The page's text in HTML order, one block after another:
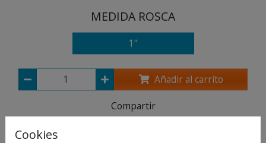
MEDIDA ROSCA
1"
Añadir al carrito
Compartir
Cookies